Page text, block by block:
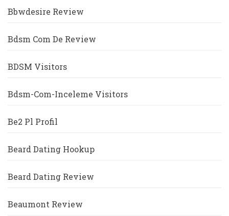
Bbwdesire Review
Bdsm Com De Review
BDSM Visitors
Bdsm-Com-Inceleme Visitors
Be2 Pl Profil
Beard Dating Hookup
Beard Dating Review
Beaumont Review